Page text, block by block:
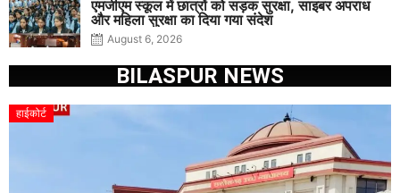
एमजीएम स्कूल में छात्रों को सड़क सुरक्षा, साइबर अपराध
और महिला सुरक्षा का दिया गया संदेश
August 6, 2026
BILASPUR NEWS
हाईकोर्ट